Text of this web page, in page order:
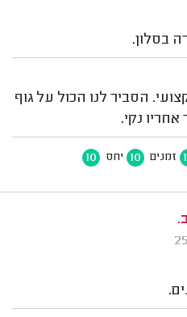
בסלון.
הסביר לנו הכול על גוף
נקי.
זמנים 10 יחס 10